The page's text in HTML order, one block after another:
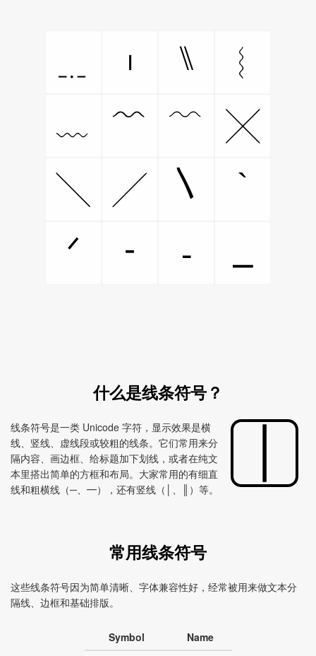
︲ ⑊
︴
﹏
﹌ ﹋
╳
╲
╱ 〵
`
ᐟ
‐ ⁃
什么是线条符号？
线条符号是一类 Unicode 字符，显示效果是横
线、竖线、虚线段或较粗的线条。它们常用来分
隔内容、画边框、给标题加下划线，或者在纯文
本里搭出简单的方框和布局。大家常用的有细直
线和粗横线（─、━），还有竖线（│、║）等。
常用线条符号
这些线条符号因为简单清晰、字体兼容性好，经常被用来做文本分
隔线、边框和基础排版。
Symbol
Name